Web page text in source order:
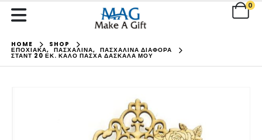
0
HOME SHOP
ΕΠΟΧΙΑΚΑ, ΠΑΣΧΑΛΙΝΑ, ΠΑΣΧΑΛΙΝΑ ΔΙΑΦΟΡΑ
ΣΤΑΝΤ 20 ΕΚ. ΚΑΛΌ ΠΆΣΧΑ ΔΑΣΚΆΛΑ ΜΟΥ